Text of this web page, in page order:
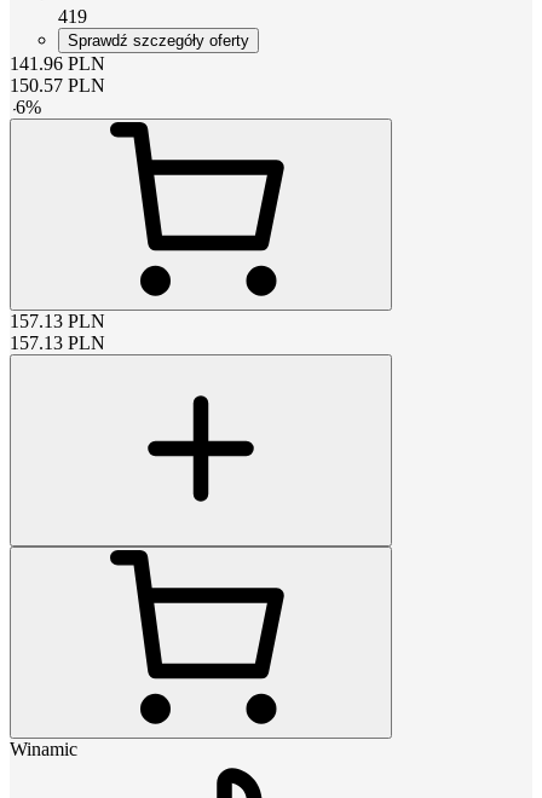
419
Sprawdź szczegóły oferty
141.96 PLN
150.57 PLN
-6%
157.13 PLN
157.13 PLN
Winamic